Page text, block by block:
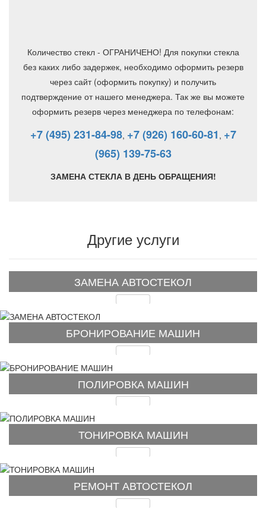
Количество стекл - ОГРАНИЧЕНО! Для покупки стекла
без каких либо задержек, необходимо оформить резерв
через сайт (оформить покупку) и получить
подтверждение от нашего менеджера. Так же вы можете
оформить резерв через менеджера по телефонам:
+7 (495) 231-84-98, +7 (926) 160-60-81 , +7
(965) 139-75-63
ЗАМЕНА СТЕКЛА В ДЕНЬ ОБРАЩЕНИЯ!
Другие услуги
ЗАМЕНА АВТОСТЕКОЛ
БРОНИРОВАНИЕ МАШИН
ПОЛИРОВКА МАШИН
ТОНИРОВКА МАШИН
РЕМОНТ АВТОСТЕКОЛ